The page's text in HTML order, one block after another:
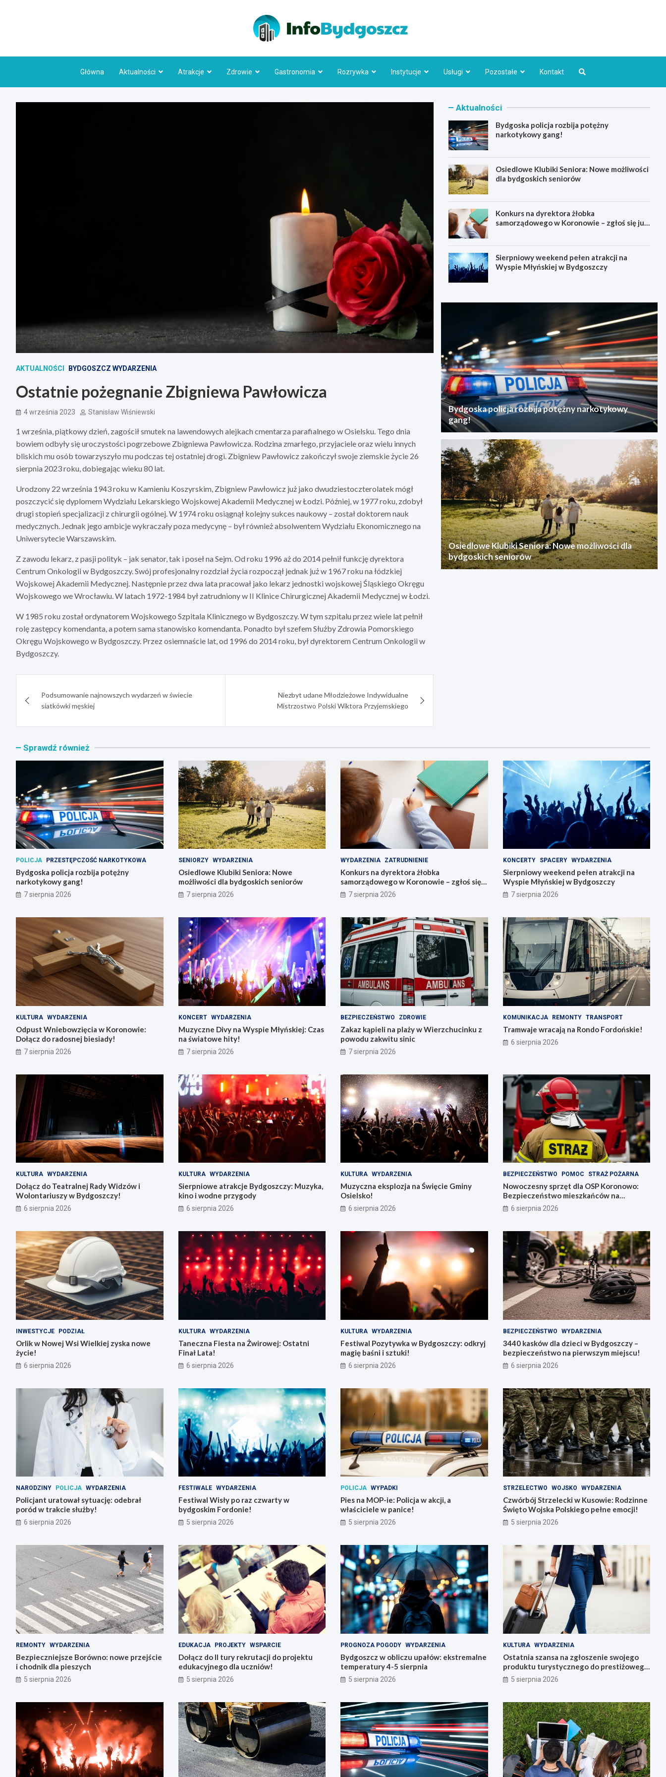
Główna Aktualności Atrakcje Zdrowie Gastronomia Rozrywka Instytucje Usługi Pozostałe Kontakt
AKTUALNOŚCI BYDGOSZCZ WYDARZENIA
Ostatnie pożegnanie Zbigniewa Pawłowicza
4 września 2023 Stanisław Wiśniewski
1 września, piątkowy dzień, zagościł smutek na lawendowych alejkach cmentarza parafialnego w Osielsku. Tego dnia
bowiem odbyły się uroczystości pogrzebowe Zbigniewa Pawłowicza. Rodzina zmarłego, przyjaciele oraz wielu innych
bliskich mu osób towarzyszyło mu podczas tej ostatniej drogi. Zbigniew Pawłowicz zakończył swoje ziemskie życie 26
sierpnia 2023 roku, dobiegając wieku 80 lat.
Urodzony 22 września 1943 roku w Kamieniu Koszyrskim, Zbigniew Pawłowicz już jako dwudziestoczterolatek mógł
poszczycić się dyplomem Wydziału Lekarskiego Wojskowej Akademii Medycznej w Łodzi. Później, w 1977 roku, zdobył
drugi stopień specjalizacji z chirurgii ogólnej. W 1974 roku osiągnął kolejny sukces naukowy – został doktorem nauk
medycznych. Jednak jego ambicje wykraczały poza medycynę – był również absolwentem Wydziału Ekonomicznego na
Uniwersytecie Warszawskim.
Z zawodu lekarz, z pasji polityk – jak senator, tak i poseł na Sejm. Od roku 1996 aż do 2014 pełnił funkcję dyrektora
Centrum Onkologii w Bydgoszczy. Swój profesjonalny rozdział życia rozpoczął jednak już w 1967 roku na łódzkiej
Wojskowej Akademii Medycznej. Następnie przez dwa lata pracował jako lekarz jednostki wojskowej Śląskiego Okręgu
Wojskowego we Wrocławiu. W latach 1972-1984 był zatrudniony w II Klinice Chirurgicznej Akademii Medycznej w Łodzi.
W 1985 roku został ordynatorem Wojskowego Szpitala Klinicznego w Bydgoszczy. W tym szpitalu przez wiele lat pełnił
rolę zastępcy komendanta, a potem sama stanowisko komendanta. Ponadto był szefem Służby Zdrowia Pomorskiego
Okręgu Wojskowego w Bydgoszczy. Przez osiemnaście lat, od 1996 do 2014 roku, był dyrektorem Centrum Onkologii w
Bydgoszczy.
wpisuPodsumowanie najnowszych wydarzeń w świecie
siatkówki męskiej
Niezbyt udane Młodzieżowe Indywidualne
Mistrzostwo Polski Wiktora Przyjemskiego
Aktualności
Bydgoska policja rozbija potężny
narkotykowy gang!
Osiedlowe Klubiki Seniora: Nowe możliwości
dla bydgoskich seniorów
Konkurs na dyrektora żłobka
samorządowego w Koronowie – zgłoś się już
Sierpniowy weekend pełen atrakcji na
Wyspie Młyńskiej w Bydgoszczy
Bydgoska policja rozbija potężny narkotykowy
gang!
Osiedlowe Klubiki Seniora: Nowe możliwości dla
bydgoskich seniorów
Sprawdź również
POLICJA PRZESTĘPCZOŚĆ NARKOTYKOWA
Bydgoska policja rozbija potężny
narkotykowy gang!
7 sierpnia 2026
SENIORZY WYDARZENIA
Osiedlowe Klubiki Seniora: Nowe
możliwości dla bydgoskich seniorów
7 sierpnia 2026
WYDARZENIA ZATRUDNIENIE
Konkurs na dyrektora żłobka
samorządowego w Koronowie – zgłoś się
już dziś!
7 sierpnia 2026
KONCERTY SPACERY WYDARZENIA
Sierpniowy weekend pełen atrakcji na
Wyspie Młyńskiej w Bydgoszczy
7 sierpnia 2026
KULTURA WYDARZENIA
Odpust Wniebowzięcia w Koronowie:
Dołącz do radosnej biesiady!
7 sierpnia 2026
KONCERT WYDARZENIA
Muzyczne Divy na Wyspie Młyńskiej: Czas
na światowe hity!
7 sierpnia 2026
BEZPIECZEŃSTWO ZDROWIE
Zakaz kąpieli na plaży w Wierzchucinku z
powodu zakwitu sinic
7 sierpnia 2026
KOMUNIKACJA REMONTY TRANSPORT
Tramwaje wracają na Rondo Fordońskie!
6 sierpnia 2026
KULTURA WYDARZENIA
Dołącz do Teatralnej Rady Widzów i
Wolontariuszy w Bydgoszczy!
6 sierpnia 2026
KULTURA WYDARZENIA
Sierpniowe atrakcje Bydgoszczy: Muzyka,
kino i wodne przygody
6 sierpnia 2026
KULTURA WYDARZENIA
Muzyczna eksplozja na Święcie Gminy
Osielsko!
6 sierpnia 2026
BEZPIECZEŃSTWO POMOC STRAŻ POŻARNA
Nowoczesny sprzęt dla OSP Koronowo:
Bezpieczeństwo mieszkańców na
pierwszym miejscu!
6 sierpnia 2026
INWESTYCJE PODZIAŁ
Orlik w Nowej Wsi Wielkiej zyska nowe
życie!
6 sierpnia 2026
KULTURA WYDARZENIA
Taneczna Fiesta na Żwirowej: Ostatni
Finał Lata!
6 sierpnia 2026
KULTURA WYDARZENIA
Festiwal Pozytywka w Bydgoszczy: odkryj
magię baśni i sztuki!
6 sierpnia 2026
BEZPIECZEŃSTWO WYDARZENIA
3440 kasków dla dzieci w Bydgoszczy –
bezpieczeństwo na pierwszym miejscu!
6 sierpnia 2026
NARODZINY POLICJA WYDARZENIA
Policjant uratował sytuację: odebrał
poród w trakcie służby!
6 sierpnia 2026
FESTIWALE WYDARZENIA
Festiwal Wisły po raz czwarty w
bydgoskim Fordonie!
5 sierpnia 2026
POLICJA WYPADKI
Pies na MOP-ie: Policja w akcji, a
właściciele w panice!
5 sierpnia 2026
STRZELECTWO WOJSKO WYDARZENIA
Czwórbój Strzelecki w Kusowie: Rodzinne
Święto Wojska Polskiego pełne emocji!
5 sierpnia 2026
REMONTY WYDARZENIA
Bezpieczniejsze Borówno: nowe przejście
i chodnik dla pieszych
5 sierpnia 2026
EDUKACJA PROJEKTY WSPARCIE
Dołącz do II tury rekrutacji do projektu
edukacyjnego dla uczniów!
5 sierpnia 2026
PROGNOZA POGODY WYDARZENIA
Bydgoszcz w obliczu upałów: ekstremalne
temperatury 4-5 sierpnia
5 sierpnia 2026
KULTURA WYDARZENIA
Ostatnia szansa na zgłoszenie swojego
produktu turystycznego do prestiżowego
konkursu POT
5 sierpnia 2026